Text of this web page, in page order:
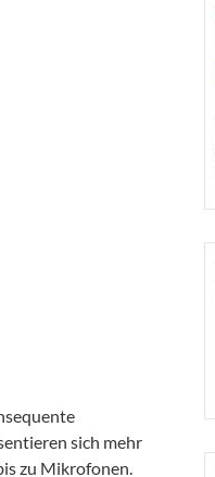
sich mehr
zu Mikrofonen.